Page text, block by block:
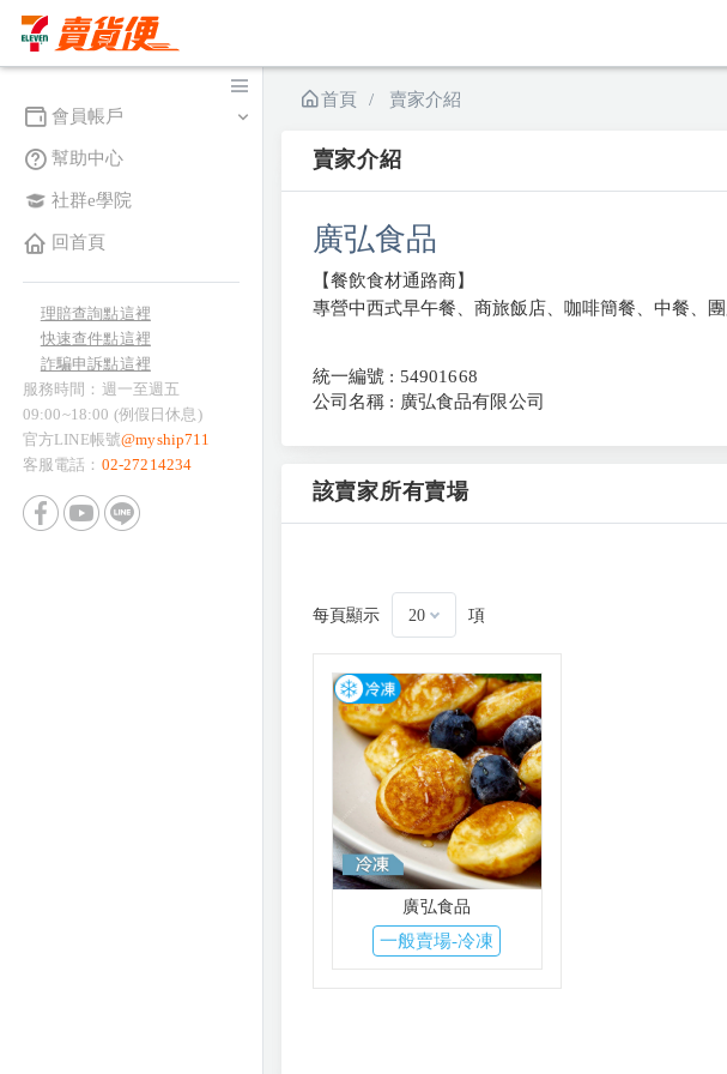
會員帳戶
幫助中心
社群e學院
回首頁
理賠查詢點這裡
快速查件點這裡
詐騙申訴點這裡
服務時間：週一至週五
09:00~18:00 (例假日休息)
官方LINE帳號@myship711
客服電話： 02-27214234
首頁 賣家介紹
賣家介紹
廣弘食品
【餐飲食材通路商】
專營中西式早午餐、商旅飯店、咖啡簡餐、中餐、
統一編號 : 54901668
公司名稱 : 廣弘食品有限公司
該賣家所有賣場
每頁顯示 20 項
廣弘食品
一般賣場-冷凍